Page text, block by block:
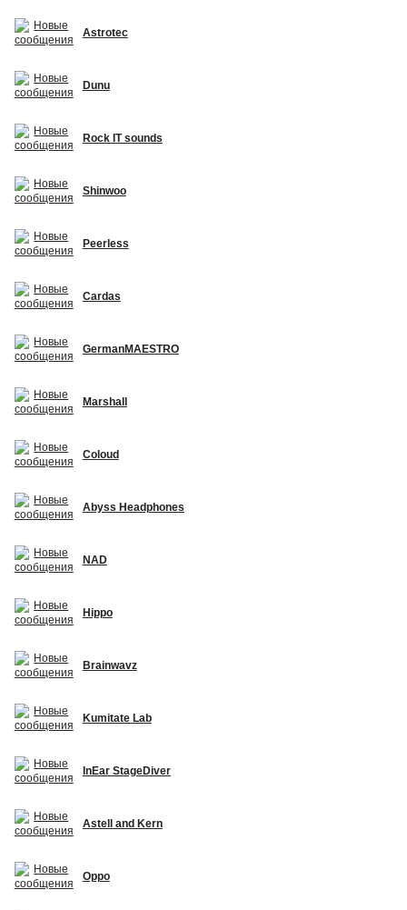
Astrotec
Dunu
Rock IT sounds
Shinwoo
Peerless
Cardas
GermanMAESTRO
Marshall
Coloud
Abyss Headphones
NAD
Hippo
Brainwavz
Kumitate Lab
InEar StageDiver
Astell and Kern
Oppo